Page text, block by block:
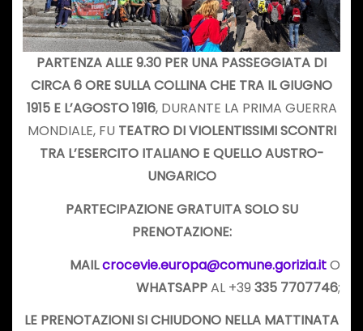
PARTENZA ALLE 9.30 PER UNA PASSEGGIATA DI
CIRCA 6 ORE SULLA COLLINA CHE TRA ILGIUGNO
1915E L’AGOSTO1916, DURANTE LA PRIMA GUERRA
MONDIALE, FU TEATRO DI VIOLENTISSIMI SCONTRI
TRA L’ESERCITO ITALIANOE QUELLOAUSTRO-
UNGARICO
PARTECIPAZIONE GRATUITA SOLO SU
PRENOTAZIONE:
MAILcrocevie.europa@comune.gorizia.itO
WHATSAPPAL +39335 7707746;
LE PRENOTAZIONI SI CHIUDONO NELLA MATTINATA